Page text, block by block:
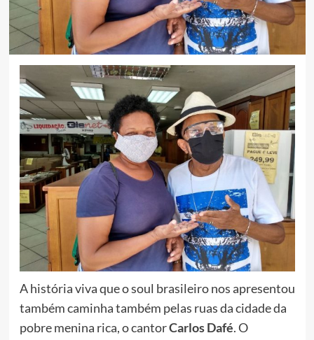
A história viva que o soul brasileiro nos apresentou
também caminha também pelas ruas da cidade da
pobre menina rica, o cantorCarlos Dafé. O